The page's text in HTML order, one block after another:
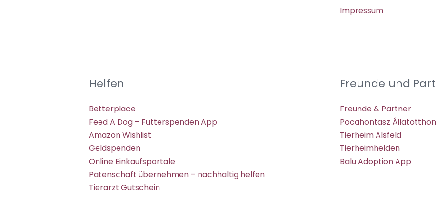
Impressum
Helfen
Betterplace
Feed A Dog – Futterspenden App
Amazon Wishlist
Geldspenden
Online Einkaufsportale
Patenschaft übernehmen – nachhaltig helfen
Tierarzt Gutschein
Freunde und
Freunde & Partner
Pocahontasz Állatotthon
Tierheim Alsfeld
Tierheimhelden
Balu Adoption App